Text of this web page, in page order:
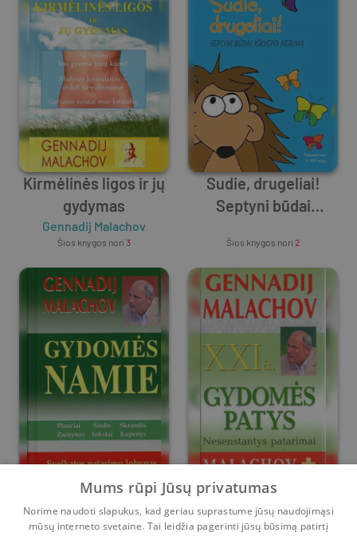
Kirmėlinės ligos ir jų
gydymas
Gennadij Malachov
Šios knygos nori 3
Sudie, drugeliai!
Septyni būdai
Šios knygos nori 2
Gydomės namie
Gennadij Malachov
XXIa. gydomės patys
Gennadij Malachov
Mums rūpi Jūsų privatumas
Norime naudoti slapukus, kad geriau suprastume jūsų naudojimąsi
mūsų interneto svetaine. Tai leidžia pagerinti jūsų būsimą patirtį